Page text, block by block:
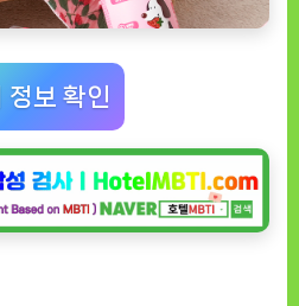
정보 확인